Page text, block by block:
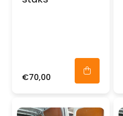
€70,00